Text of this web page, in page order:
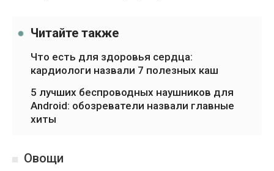
Читайте также
Что есть для здоровья сердца:
кардиологи назвали 7 полезных каш
5 лучших беспроводных наушников для
Android: обозреватели назвали главные
хиты
Овощи